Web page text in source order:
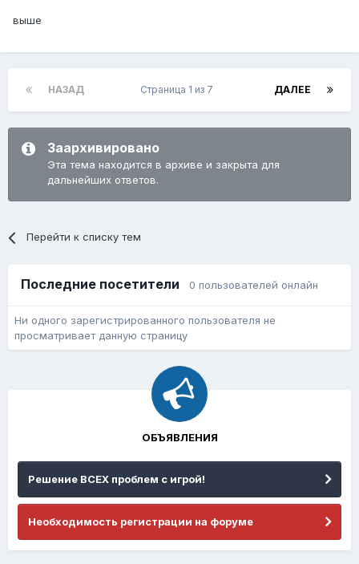
выше
НАЗАД ДАЛЕЕ
Страница 1 из 7
Заархивировано
Эта тема находится в архиве и закрыта для
дальнейших ответов.
Перейти к списку тем
Последние посетители 0 пользователей онлайн
Ни одного зарегистрированного пользователя не
просматривает данную страницу
ОБЪЯВЛЕНИЯ
Решение ВСЕХ проблем с игрой!
Необходимость регистрации на форуме